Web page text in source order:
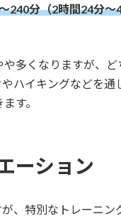
240分（2時間24分
多くなりますが、
ハイキングなどを
す。
ーション
、特別なトレーニ